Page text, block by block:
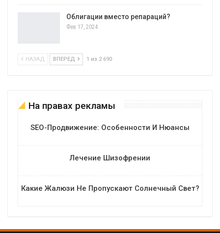
Облигации вместо репараций?
Фев 17, 2024
НАЗАД ВПЕРЕД 1 из 2 690
На правах рекламы
SEO-Продвижение: Особенности И Нюансы
Лечение Шизофрении
Какие Жалюзи Не Пропускают Солнечный Свет?